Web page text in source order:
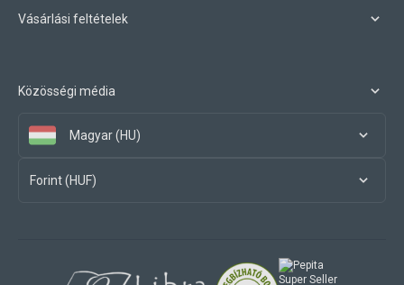
Vásárlási feltételek
Közösségi média
Magyar (HU)
Forint (HUF)